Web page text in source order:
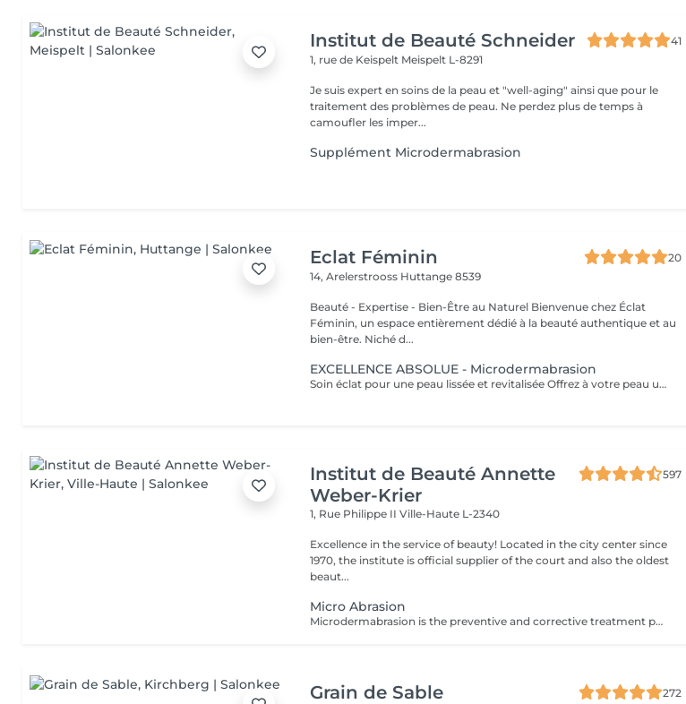
Institut de Beauté Schneider
41
1, rue de Keispelt Meispelt L-8291
Je suis expert en soins de la peau et "well-aging" ainsi que pour le
traitement des problèmes de peau. Ne perdez plus de temps à
camoufler les imper...
Supplément Microdermabrasion
Eclat Féminin
20
14, Arelerstrooss Huttange 8539
Beauté - Expertise - Bien-Être au Naturel Bienvenue chez Éclat
Féminin, un espace entièrement dédié à la beauté authentique et au
bien-être. Niché d...
EXCELLENCE ABSOLUE - Microdermabrasion
Soin éclat pour une peau lissée et revitalisée Offrez à votre peau un éclat immédiat grâce à la microdermabrasion, une technique douce qui stimule la régénération, lisse les ridules et révèle un teint plus lumineux et uniforme. Sans douleur, ce soin laisse la peau propre, fraîche et visiblement rajeunie dès les premières séances. Comment cela fonctionne : Une abrasion douce associée à une aspiration délicate élimine les impuretés, affine le grain de peau et aide à maintenir une apparence plus jeune et éclatante. En option, les ultrasons renforcent les effets en stimulant la circulation et en favorisant la pénétration des actifs, laissant la peau visiblement plus fraîche et revitalisée. Les bienfaits : - Peau lisse et douce - Teint éclatant - Peau raffermie et tonifiée - Aspect plus jeune et visiblement revitalisé - Pores resserrés et peau purifiée Découvrez l'ensemble de mes rituels et prestations exclusives sur: www.eclat-feminin.lu - SCROLLER VERS LE HAUT - DESCRIPTION -
Institut de Beauté Annette
Weber-Krier
597
1, Rue Philippe IIVille-Haute L-2340
Excellence in the service of beauty! Located in the city center since
1970, the institute is official supplier of the court and also the oldest
beaut...
Micro Abrasion
Microdermabrasion is the preventive and corrective treatment par excellence. It stimulates cellular regeneration and the production of young cells. Using microcrystals sprayed on the skin or a diamond head, microdermabrasion removes all dead cells. From the first treatment, the skin is more radiant, softer and visibly exfoliated.
Grain de Sable
272